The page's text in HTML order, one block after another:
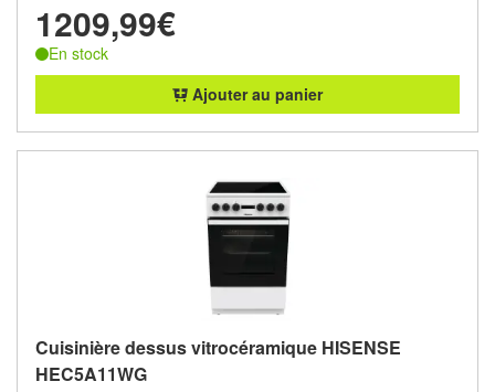
1209,99€
En stock
Ajouter au panier
Cuisinière dessus vitrocéramique HISENSE
HEC5A11WG